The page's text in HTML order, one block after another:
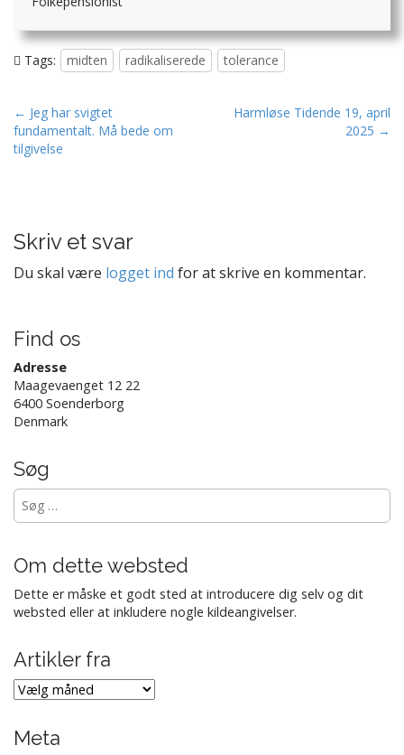
Tags: midten radikaliserede tolerance
P
o
s
a
v
i
a
t
i
o
n
← Jeg har svigtet
fundamentalt. Må bede om
tilgivelse
Harmløse Tidende 19, april
2025 →
Skriv et svar
Du skal være logget ind for at skrive en kommentar.
Find os
Adresse
Maagevaenget 12 22
6400 Soenderborg
Denmark
Søg
Søg
efter:
Om dette websted
Dette er måske et godt sted at introducere dig selv og dit
websted eller at inkludere nogle kildeangivelser.
Artikler fra
Artikler
fra
Meta